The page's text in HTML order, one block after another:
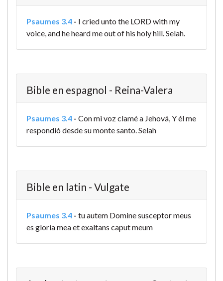
Psaumes 3.4 - I cried unto the LORD with my
voice, and he heard me out of his holy hill. Selah.
Bible en espagnol - Reina-Valera
Psaumes 3.4 - Con mi voz clamé a Jehová, Y él me
respondió desde su monte santo. Selah
Bible en latin - Vulgate
Psaumes 3.4 - tu autem Domine susceptor meus
es gloria mea et exaltans caput meum